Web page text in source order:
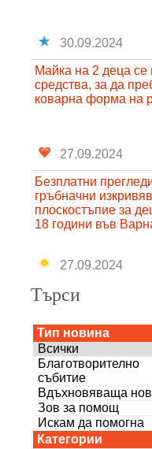
30.09.2024
Майка на 2 деца се
средства, за да
коварна форма на
27.09.2024
Безплатни
гръбначни
плоскостъпие за
18 години във
27.09.2024
Търси
Тип новина
Всички
Благотворително
събитие
Вдъхновяваща
Зов за помощ
Искам да помогна
Категории